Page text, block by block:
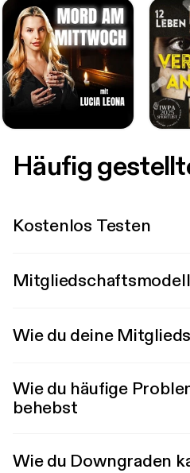
Häufig
Kostenlos Testen
Wie du deine
Wie du häufige
behebst
Wie du Downgraden